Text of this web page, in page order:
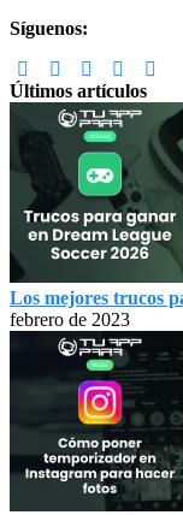
Síguenos:
Últimos artículos
Los mejores trucos
febrero de 2023